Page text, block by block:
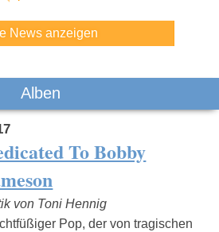
News anzeigen
Alben
To Bobby
von Toni Hennig
Pop, der von tragischen